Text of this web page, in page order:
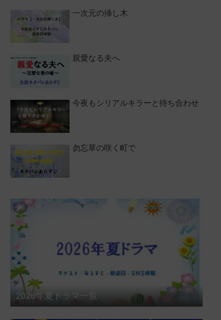
一次元の挿し木
親愛なる夫へ
今夜もシリアルキラーと待ち合わせ
勿忘草の咲く町で
2026年夏ドラマ一覧